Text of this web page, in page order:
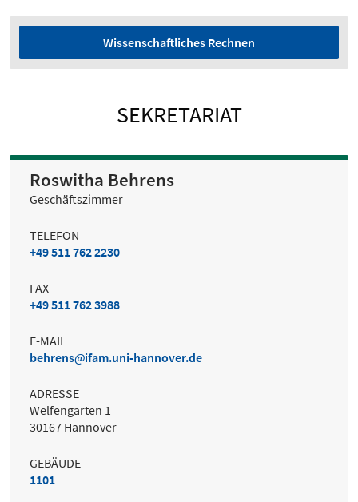
Wissenschaftliches Rechnen
SEKRETARIAT
Roswitha Behrens
Geschäftszimmer
TELEFON
+49 511 762 2230
FAX
+49 511 762 3988
E-MAIL
behrens
ifam.uni-hannover.de
ADRESSE
Welfengarten 1
30167 Hannover
GEBÄUDE
1101